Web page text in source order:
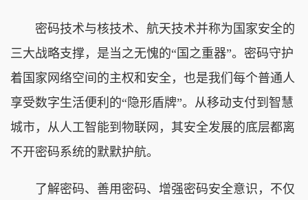
密码技术与核技术、航天技术并称为国家安全的
三大战略支撑，是当之无愧的“国之重器”。密码守护
着国家网络空间的主权和安全，也是我们每个普通人
享受数字生活便利的“隐形盾牌”。从移动支付到智慧
城市，从人工智能到物联网，其安全发展的底层都离
不开密码系统的默默护航。
了解密码、善用密码、增强密码安全意识，不仅